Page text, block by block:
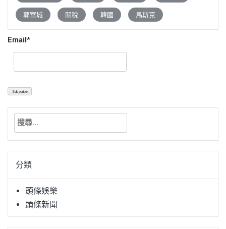
郭富城 關稅 韓國 馬斯克
Email*
搜
關
字:分類
頭條娛樂
頭條新聞